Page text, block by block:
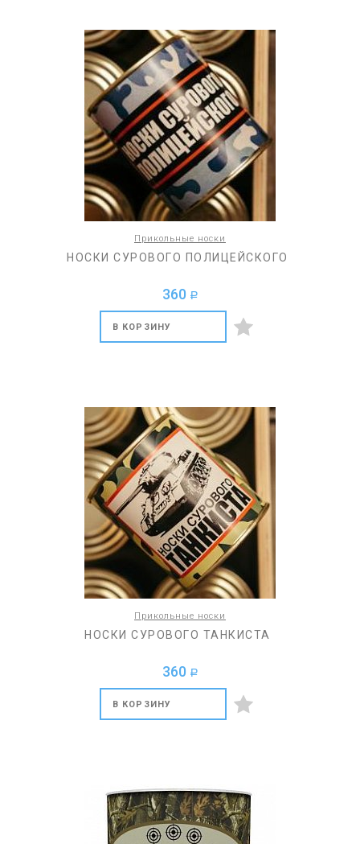
Прикольные носки
НОСКИ СУРОВОГО ПОЛИЦЕЙСКОГО
360 a
В КОРЗИНУ
Прикольные носки
НОСКИ СУРОВОГО ТАНКИСТА
360 a
В КОРЗИНУ